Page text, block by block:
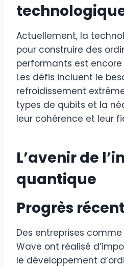
Actuellement, la
pour construire des
performants est
Les défis incluent le
refroidissement
types de qubits et la
leur cohérence et leur
L’avenir de
quantique
Progrès
Des entreprises comme
Wave ont réalisé
le développement